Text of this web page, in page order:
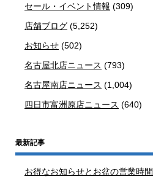
セール・イベント情報 (309)
店舗ブログ (5,252)
お知らせ (502)
名古屋北店ニュース (793)
名古屋南店ニュース (1,004)
四日市富洲原店ニュース (640)
最新記事
お得なお知らせとお盆の営業時間